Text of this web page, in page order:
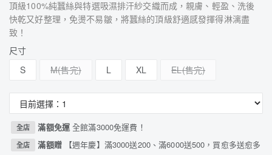
頂級100%純蠶絲與特選吸濕排汗紗交織而成，親膚、輕盈、洗後
快乾又好整理，免燙不易皺，將蠶絲的頂級舒適感發揮得淋漓盡
致！
尺寸
S
M L XL EL
全店 滿額免運全館滿3000免運費！
全店 滿額贈 【週年慶】滿3000送200、滿6000送500，買愈多送愈多